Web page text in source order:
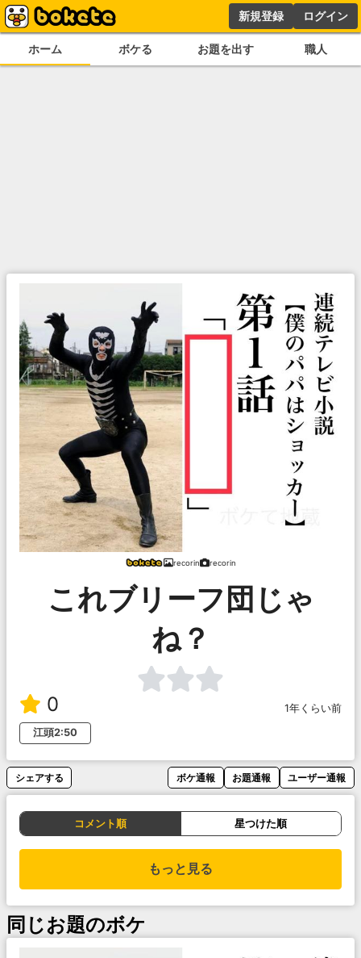
新規登録 ログイン
ホーム ボケる お題を出す 職人
recorin recorin
これブリーフ団じゃ
ね？
0
1年くらい前
江頭2:50
シェアする ボケ通報 お題通報 ユーザー通報
コメント順 星つけた順
もっと見る
同じお題のボケ